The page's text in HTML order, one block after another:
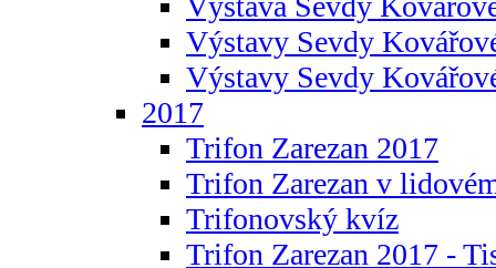
Výstavy Sevdy
Výstavy Sevdy
2017
Trifon Zarezan 2017
Trifon Zarezan v
Trifonovský kvíz
Trifon Zarezan 2017 -